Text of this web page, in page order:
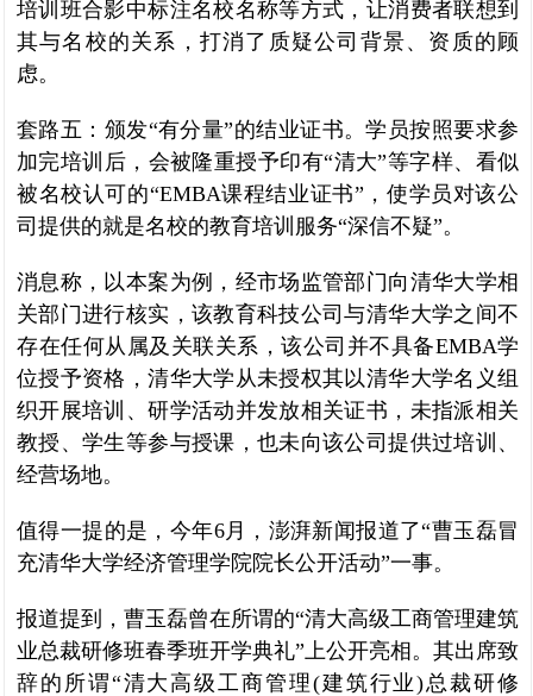
培训班合影中标注名校名称等方式，让消费者联想到
其与名校的关系，打消了质疑公司背景、资质的顾
虑。
套路五：颁发“有分量”的结业证书。学员按照要求参
加完培训后，会被隆重授予印有“清大”等字样、看似
被名校认可的“EMBA课程结业证书”，使学员对该公
司提供的就是名校的教育培训服务“深信不疑”。
消息称，以本案为例，经市场监管部门向清华大学相
关部门进行核实，该教育科技公司与清华大学之间不
存在任何从属及关联关系，该公司并不具备EMBA学
位授予资格，清华大学从未授权其以清华大学名义组
织开展培训、研学活动并发放相关证书，未指派相关
教授、学生等参与授课，也未向该公司提供过培训、
经营场地。
值得一提的是，今年6月，澎湃新闻报道了“曹玉磊冒
充清华大学经济管理学院院长公开活动”一事。
报道提到，曹玉磊曾在所谓的“清大高级工商管理建筑
业总裁研修班春季班开学典礼”上公开亮相。其出席致
辞的所谓“清大高级工商管理(建筑行业)总裁研修